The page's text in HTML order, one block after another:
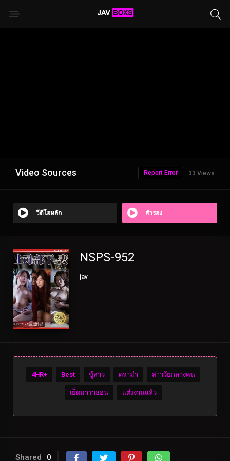
Video Sources 33 Views
Report Error
วีดีโอหลัก สำรอง
NSPS-952
jav
4HR+ Best ชู้สาว ดราม่า สาววัยกลางคน
เย็ดมาราธอน แต่งงานแล้ว
Shared 0